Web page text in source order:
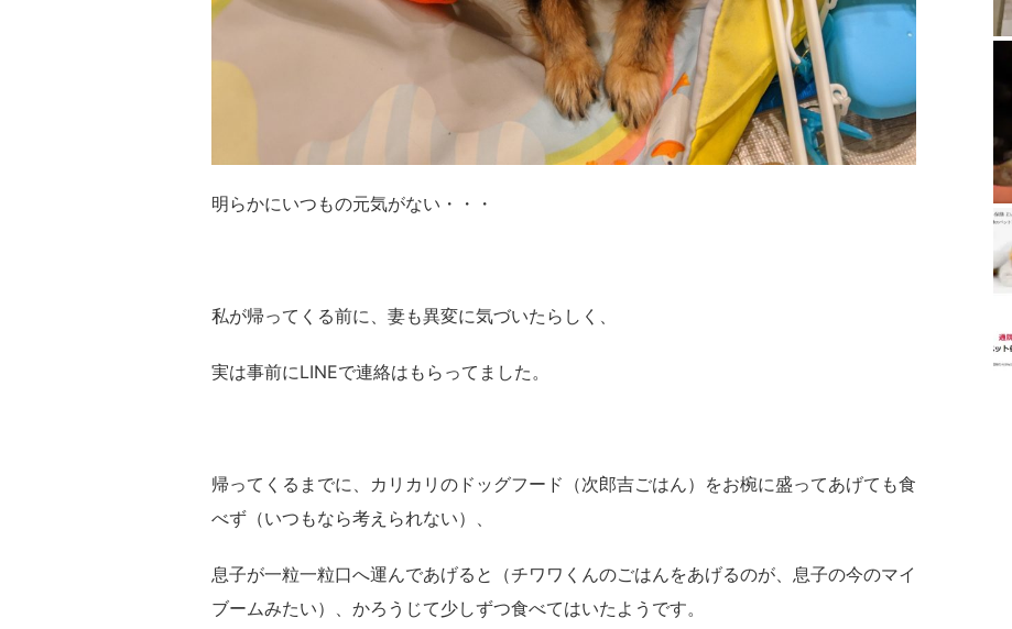
明らかにいつもの元気がない・・・
私が帰ってくる前に、妻も異変に気づいたらしく、
実は事前にLINEで連絡はもらってました。
帰ってくるまでに、カリカリのドッグフード（次郎吉ごはん）をお椀に盛ってあげても食
べず（いつもなら考えられない）、
息子が一粒一粒口へ運んであげると（チワワくんのごはんをあげるのが、息子の今のマイ
ブームみたい）、かろうじて少しずつ食べてはいたようです。